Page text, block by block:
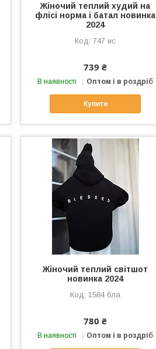
Жіночий теплий худий на
флісі норма і батал новинка
2024
747 ис
739 ₴
В наявності Оптом і в роздріб
Купити
Жіночий теплий світшот
новинка 2024
1584 бла
780 ₴
В наявності Оптом і в роздріб